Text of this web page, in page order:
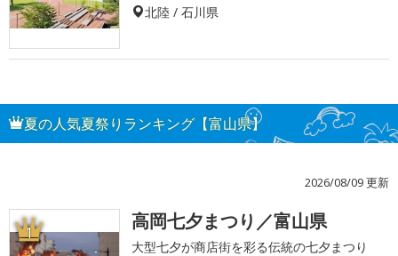
北陸 / 石川県
夏の人気夏祭りランキング【富山県】
2026/08/09 更新
1 高岡七夕まつり／富山県
大型七夕が商店街を彩る伝統の七夕まつり